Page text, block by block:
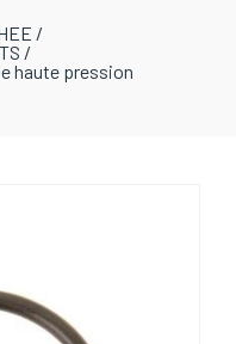
/
/
haute pression